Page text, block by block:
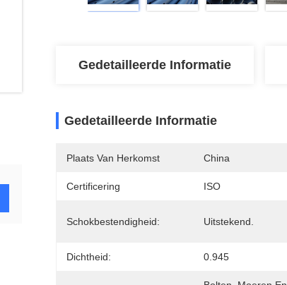
Gedetailleerde Informatie
Gedetailleerde Informatie
Plaats Van Herkomst China
Certificering ISO
Schokbestendigheid: Uitstekend.
Dichtheid: 0.945